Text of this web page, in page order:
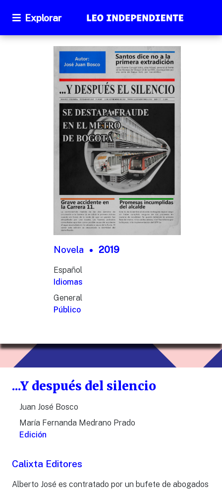
Explorar
Novela 2019
Español
Idiomas
General
Público
...Y después del silencio
Juan José Bosco
María Fernanda Medrano Prado
Edición
Calixta Editores
Alberto José es contratado por un bufete de abogados